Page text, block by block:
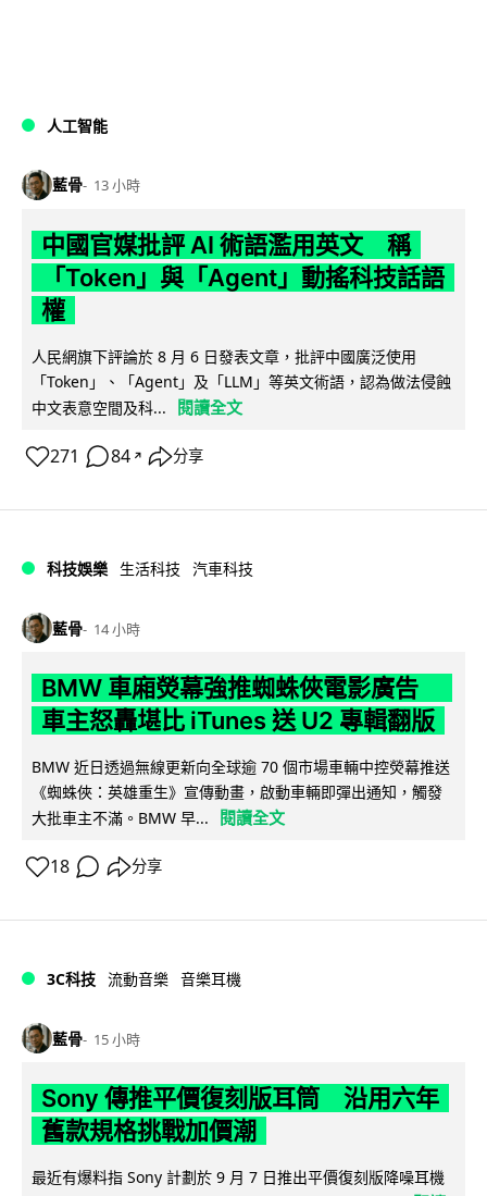
人工智能
藍骨 13 小時
中國官媒批評 AI 術語濫用英文 稱
「Token」與「Agent」動搖科技話語
權
人民網旗下評論於 8 月 6 日發表文章，批評中國廣泛使用
「Token」、「Agent」及「LLM」等英文術語，認為做法侵蝕
中文表意空間及科...
閱讀全文
271 84 ↗ 分享
科技娛樂 生活科技 汽車科技
藍骨 14 小時
BMW 車廂熒幕強推蜘蛛俠電影廣告
車主怒轟堪比 iTunes 送 U2 專輯翻版
BMW 近日透過無線更新向全球逾 70 個市場車輛中控熒幕推送
《蜘蛛俠：英雄重生》宣傳動畫，啟動車輛即彈出通知，觸發
大批車主不滿。BMW 早...
閱讀全文
18 分享
3C科技 流動音樂 音樂耳機
藍骨 15 小時
Sony 傳推平價復刻版耳筒 沿用六年
舊款規格挑戰加價潮
最近有爆料指 Sony 計劃於 9 月 7 日推出平價復刻版降噪耳機